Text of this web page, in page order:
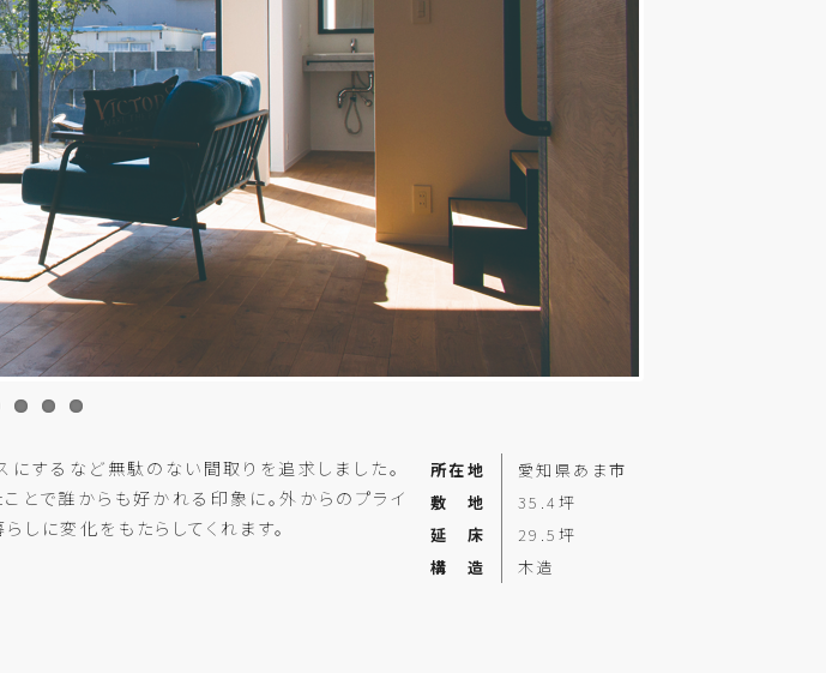
するなど無駄のない間取りを追求しました。
とで誰からも好かれる印象に。外からのプライ
しに変化をもたらしてくれます。
所在地
愛知県あま市
敷 地
35.4坪
延 床
29.5坪
構 造
木造